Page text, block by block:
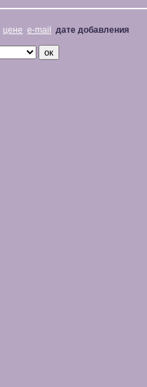
цене e-mail дате добавления